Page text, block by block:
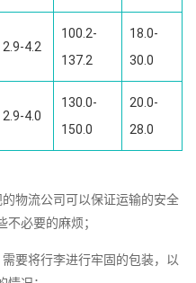
2.9-4.2
100.2-
137.2
18.0-
30.0
2.9-4.0
130.0-
150.0
20.0-
28.0
物流公司可以保证运输的安全
必要的麻烦；
要将行李进行牢固的包装，以